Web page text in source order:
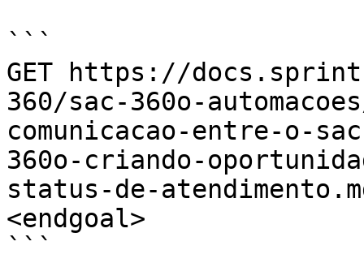
```
GET https://
360/sac-360o-
comunicacao-entre-o-
360o-criando-
status-de-
<endgoal>
```